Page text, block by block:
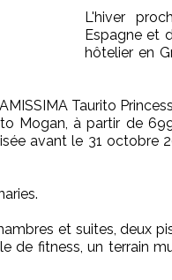
L'hiver
Espagne et
hôtelier en
Taurito
Mogan, à partir de
avant le 31 octobre
et suites, deux
de fitness, un terrain